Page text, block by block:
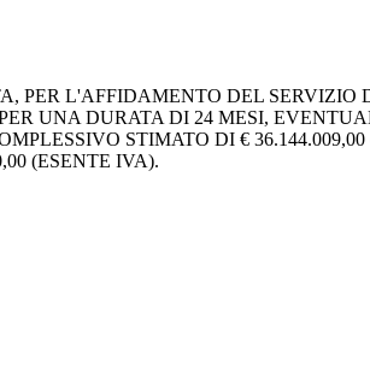
PER L'AFFIDAMENTO DEL SERVIZIO
UNA DURATA DI 24 MESI,
STIMATO DI €
(ESENTE IVA).